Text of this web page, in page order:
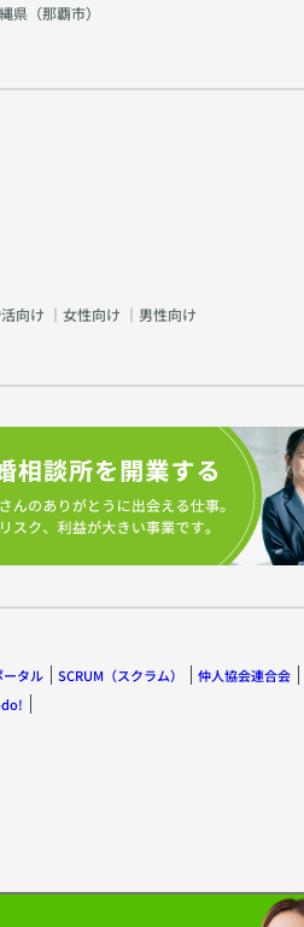
県（那覇市）
向け ｜ 女性向け ｜ 男性向け
ータル SCRUM（スクラム） 仲人協会連合会